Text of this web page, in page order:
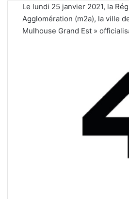
Le lundi 25 janvier 2021, la
Agglomération (m2a), la ville
Mulhouse Grand Est »